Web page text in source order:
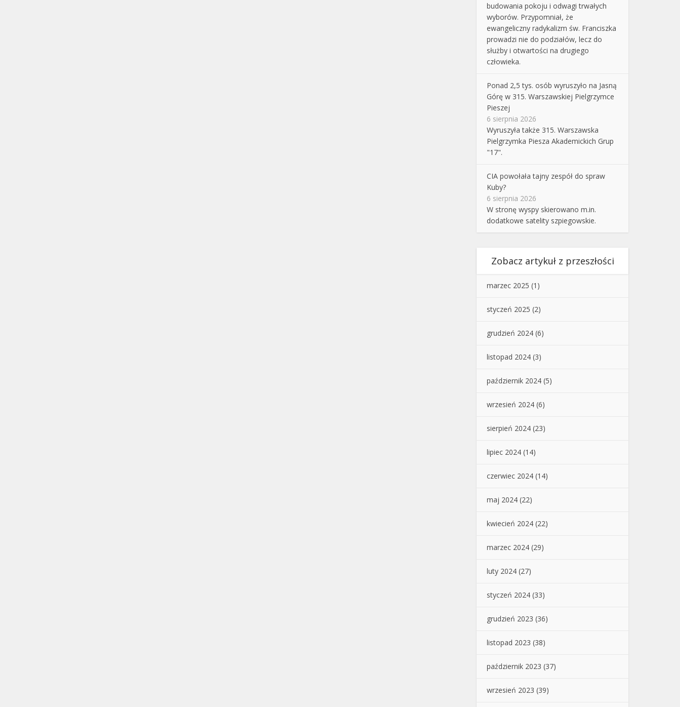
budowania pokoju i odwagi trwałych
wyborów. Przypomniał, że
ewangeliczny radykalizm św. Franciszka
prowadzi nie do podziałów, lecz do
służby i otwartości na drugiego
człowieka.
Ponad 2,5 tys. osób wyruszyło na Jasną
Górę w 315. Warszawskiej Pielgrzymce
Pieszej
6 sierpnia 2026
Wyruszyła także 315. Warszawska
Pielgrzymka Piesza Akademickich Grup
"17".
CIA powołała tajny zespół do spraw
Kuby?
6 sierpnia 2026
W stronę wyspy skierowano m.in.
dodatkowe satelity szpiegowskie.
Zobacz artykuł z przeszłości
marzec 2025 (1)
styczeń 2025 (2)
grudzień 2024 (6)
listopad 2024 (3)
październik 2024 (5)
wrzesień 2024 (6)
sierpień 2024 (23)
lipiec 2024 (14)
czerwiec 2024 (14)
maj 2024 (22)
kwiecień 2024 (22)
marzec 2024 (29)
luty 2024 (27)
styczeń 2024 (33)
grudzień 2023 (36)
listopad 2023 (38)
październik 2023 (37)
wrzesień 2023 (39)